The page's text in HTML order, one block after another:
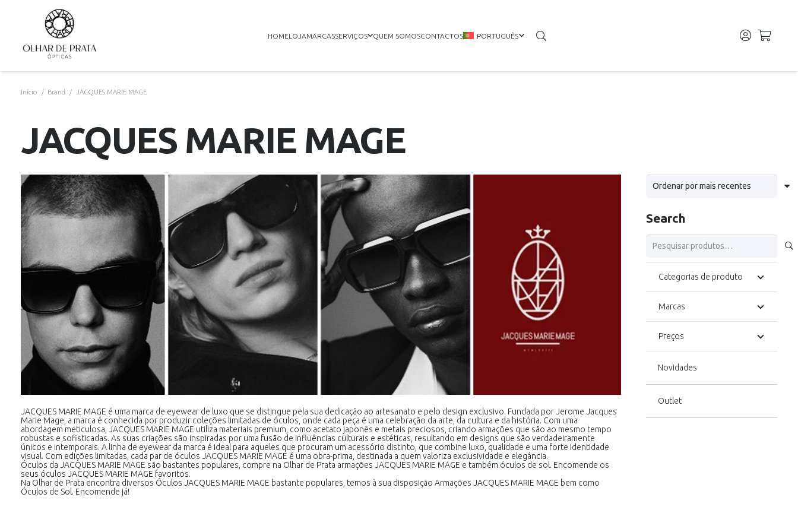
HOMELOJAMARCASSERVIÇOS QUEM SOMOSCONTACTOS PORTUGUÊS
Início / Brand / JACQUES MARIE MAGE
JACQUES MARIE MAGE
JACQUES MARIE MAGE é uma marca de eyewear de luxo que se distingue pela sua dedicação ao artesanato e pelo design exclusivo. Fundada por Jerome Jacques
Marie Mage, a marca é conhecida por produzir coleções limitadas de óculos, onde cada peça é uma celebração da arte, da cultura e da história. Com uma
abordagem meticulosa, JACQUES MARIE MAGE utiliza materiais premium, como acetato japonês e metais preciosos, criando armações que são ao mesmo tempo
robustas e sofisticadas. As suas criações são inspiradas por uma fusão de influências culturais e estéticas, resultando em designs que são verdadeiramente
únicos e intemporais. A linha de eyewear da marca é ideal para aqueles que procuram um acessório distinto, que combine luxo, qualidade e uma forte identidade
visual. Com edições limitadas, cada par de óculos JACQUES MARIE MAGE é uma obra-prima, destinada a quem valoriza exclusividade e elegância.
Óculos da JACQUES MARIE MAGE são bastantes populares, compre na Olhar de Prata armações JACQUES MARIE MAGE e também óculos de sol. Encomende os
seus óculos JACQUES MARIE MAGE favoritos.
Na Olhar de Prata encontra diversos Óculos JACQUES MARIE MAGE bastante populares, temos à sua disposição Armações JACQUES MARIE MAGE bem como
Óculos de Sol. Encomende já!
Search
Pesquisar
por:
Categorias de produto
Marcas
Preços
Novidades
Outlet